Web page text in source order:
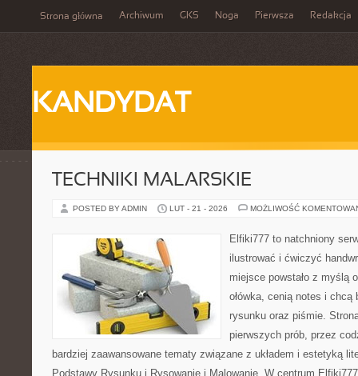
Strona główna Archiwum GKS Noga Pierwsza Redakcja
KANDYDAT
TECHNIKI MALARSKIE
POSTED BY ADMIN LUT - 21 - 2026 MOŻLIWOŚĆ
Elfiki777 to natchniony
ilustrować i ćwiczyć
miejsce powstało z myślą
ołówka, cenią notes i chcą
rysunku oraz piśmie.
pierwszych prób, przez
bardziej zaawansowane tematy związane z układem i estetyką
Podstawy Rysunku i Rysowanie i Malowanie. W centrum